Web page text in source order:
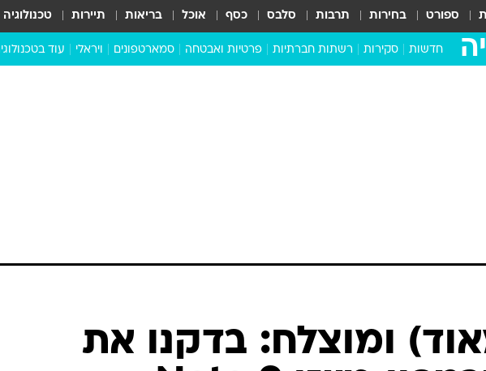
ספורט בחירות תרבות סלבס כסף אוכל בריאות תיירות טכנולוגיה
חדשות סקירות רשתות חברתיות פרטיות ואבטחה סמארטפונים ויראלי עוד
ומוצלח: בדקנו את